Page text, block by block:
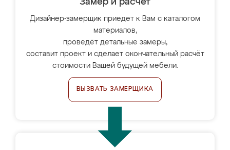
Замер и расчет
Дизайнер-замерщик приедет к Вам с каталогом
материалов,
проведёт детальные замеры,
составит проект и сделает окончательный расчёт
стоимости Вашей будущей мебели.
ВЫЗВАТЬ ЗАМЕРЩИКА